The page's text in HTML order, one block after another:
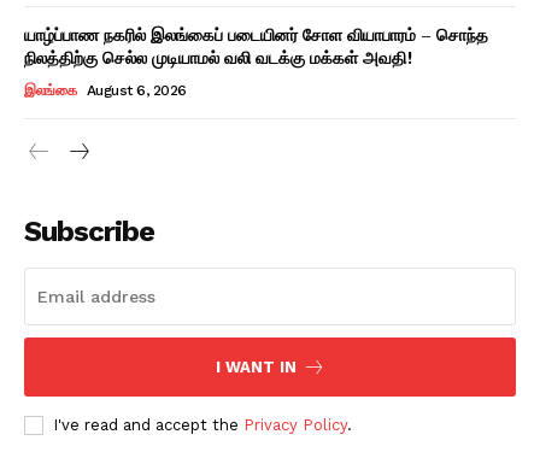
யாழ்ப்பாண நகரில் இலங்கைப் படையினர் சோள வியாபாரம் – சொந்த
நிலத்திற்கு செல்ல முடியாமல் வலி வடக்கு மக்கள் அவதி!
இலங்கை August 6, 2026
Subscribe
I WANT IN
I've read and accept the Privacy Policy.